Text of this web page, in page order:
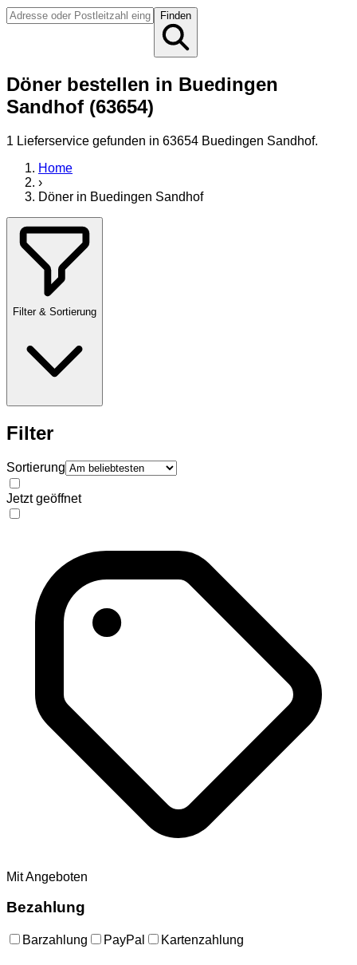
Finden
Döner bestellen in Buedingen
Sandhof (63654)
1 Lieferservice gefunden in 63654 Buedingen Sandhof.
Home
›
Döner in Buedingen Sandhof
Filter & Sortierung
Filter
Sortierung
Jetzt geöffnet
Mit Angeboten
Bezahlung
Barzahlung PayPal Kartenzahlung